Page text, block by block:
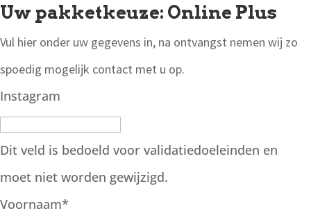
Uw pakketkeuze: Online Plus
Vul hier onder uw gegevens in, na ontvangst nemen wij zo
spoedig mogelijk contact met u op.
Instagram
Dit veld is bedoeld voor validatiedoeleinden en
moet niet worden gewijzigd.
Voornaam*